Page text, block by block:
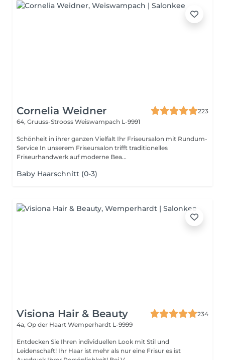
Cornelia Weidner
223
64, Gruuss-Strooss Weiswampach L-9991
Schönheit in ihrer ganzen Vielfalt Ihr Friseursalon mit Rundum-
Service In unserem Friseursalon trifft traditionelles
Friseurhandwerk auf moderne Bea...
Baby Haarschnitt (0-3)
Visiona Hair & Beauty
234
4a, Op der Haart Wemperhardt L-9999
Entdecken Sie Ihren individuellen Look mit Stil und
Leidenschaft! Ihr Haar ist mehr als nur eine Frisur es ist